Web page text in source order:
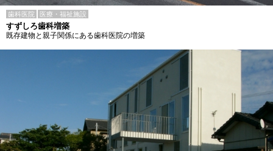
歯科医院 医療・福祉施設
すずしろ歯科増築
既存建物と親子関係にある歯科医院の増築